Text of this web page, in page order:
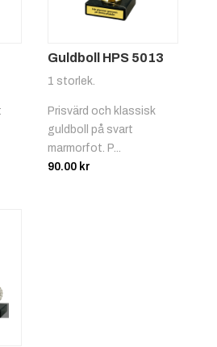
4.25 kr
Guldboll HPS 5013
1 storlek.
Prisvärd och klassisk
guldboll på svart
marmorfot. P...
90.00 kr